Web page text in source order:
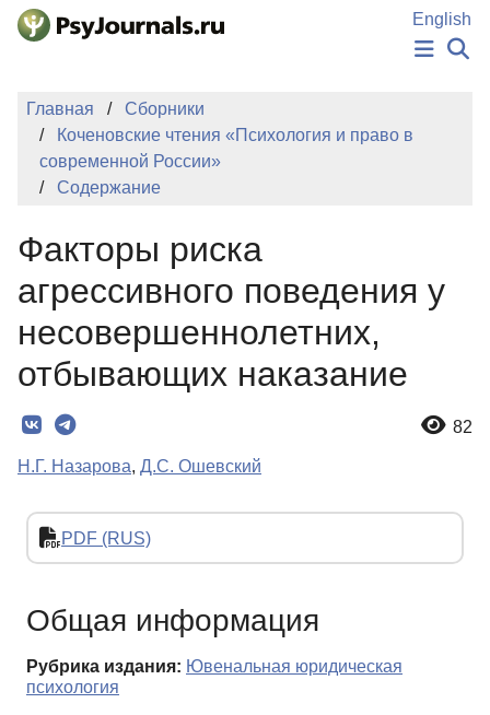
Перейти к основному содержанию
English
НОВОСТИ
ИЗДАНИЯ
Регистрация
Главная
Сборники
Коченовские чтения «Психология и право в
современной России»
Содержание
Факторы риска
агрессивного поведения у
несовершеннолетних,
отбывающих наказание
82
Н.Г. Назарова, Д.С. Ошевский
PDF (RUS)
Общая информация
Рубрика издания: Ювенальная юридическая
психология